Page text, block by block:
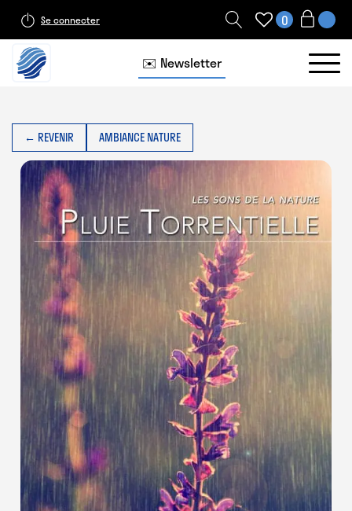
Se connecter 0
✉️ Newsletter
← REVENIR AMBIANCE NATURE